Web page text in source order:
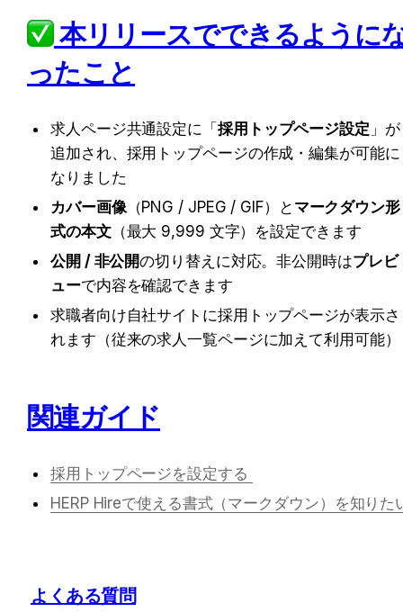
たこと
求人ページ共通設定に「採用トップページ設定 」が
追加され、採用トップページの作成・編集が可能に
なりました
カバー画像（PNG / JPEG / GIF）と マークダウン形
式の本文（最大 9,999 文字）を設定できます
公開 / 非公開の切り替えに対応。非公開時はプレビ
ューで内容を確認できます
求職者向け自社サイトに採用トップページが表示さ
れます（従来の求人一覧ページに加えて利用可能）
関連ガイド
採用トップページを設定する
HERP Hireで使える書式（マークダウン）を知りた
よくある質問